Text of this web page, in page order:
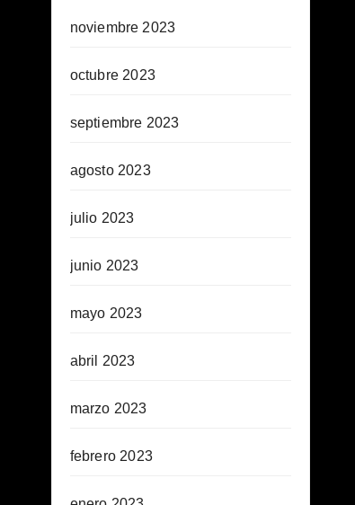
noviembre 2023
octubre 2023
septiembre 2023
agosto 2023
julio 2023
junio 2023
mayo 2023
abril 2023
marzo 2023
febrero 2023